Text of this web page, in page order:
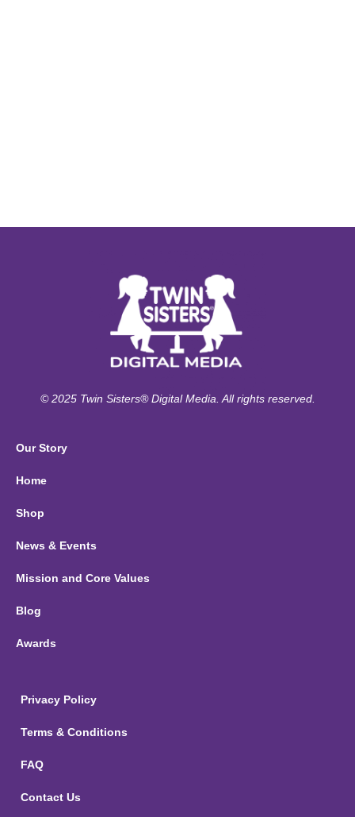
© 2025 Twin Sisters® Digital Media. All rights reserved.
Our Story
Home
Shop
News & Events
Mission and Core Values
Blog
Awards
Privacy Policy
Terms & Conditions
FAQ
Contact Us